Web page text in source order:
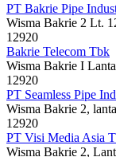
PT Bakrie Pipe
Wisma Bakrie 2 Lt.
12920
Bakrie Telecom Tbk
Wisma Bakrie I
12920
PT Seamless Pipe
Wisma Bakrie 2,
12920
PT Visi Media Asia
Wisma Bakrie 2,